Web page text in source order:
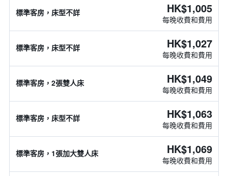
標準客房，床型不詳 HK$1,005
每晚收費和費用
標準客房，床型不詳 HK$1,027
每晚收費和費用
標準客房，2張雙人床 HK$1,049
每晚收費和費用
標準客房，床型不詳 HK$1,063
每晚收費和費用
標準客房，1張加大雙人床 HK$1,069
每晚收費和費用